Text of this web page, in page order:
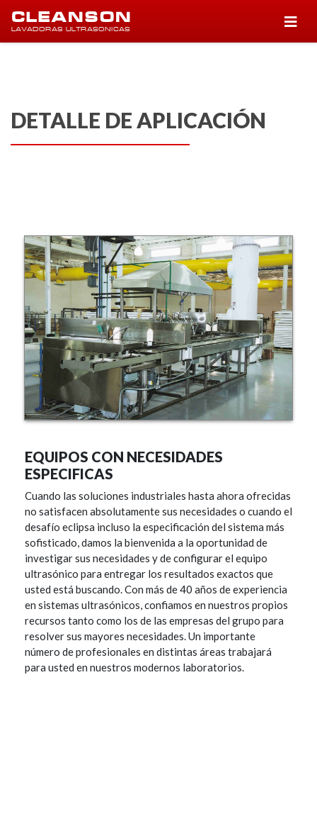
CLEANSON
LAVADORAS ULTRASONICAS
DETALLE DE APLICACIÓN
EQUIPOS CON NECESIDADES
ESPECIFICAS
Cuando las soluciones industriales hasta ahora ofrecidas
no satisfacen absolutamente sus necesidades o cuando el
desafío eclipsa incluso la especificación del sistema más
sofisticado, damos la bienvenida a la oportunidad de
investigar sus necesidades y de configurar el equipo
ultrasónico para entregar los resultados exactos que
usted está buscando. Con más de 40 años de experiencia
en sistemas ultrasónicos, confiamos en nuestros propios
recursos tanto como los de las empresas del grupo para
resolver sus mayores necesidades. Un importante
número de profesionales en distintas áreas trabajará
para usted en nuestros modernos laboratorios.